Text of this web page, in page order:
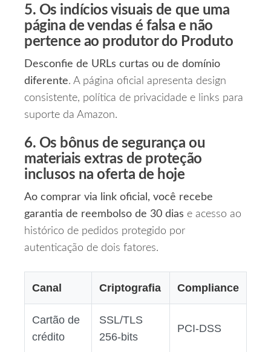
5. Os indícios visuais de que uma
página de vendas é falsa e não
pertence ao produtor do Produto
Desconfie de URLs curtas ou de domínio
diferente. A página oficial apresenta design
consistente, política de privacidade e links para
suporte da Amazon.
6. Os bônus de segurança ou
materiais extras de proteção
inclusos na oferta de hoje
Ao comprar via link oficial, você recebe
garantia de reembolso de 30 dias e acesso ao
histórico de pedidos protegido por
autenticação de dois fatores.
Canal Criptografia Compliance
Cartão de
crédito
SSL/TLS
256‑bits
PCI‑DSS